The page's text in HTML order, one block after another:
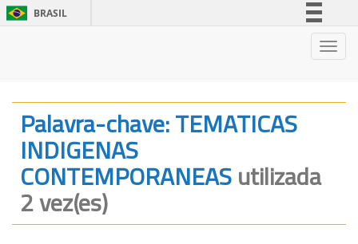
BRASIL
Legislação
Palavra-chave: TEMATICAS
INDIGENAS
CONTEMPORANEASutilizada
2 vez(es)